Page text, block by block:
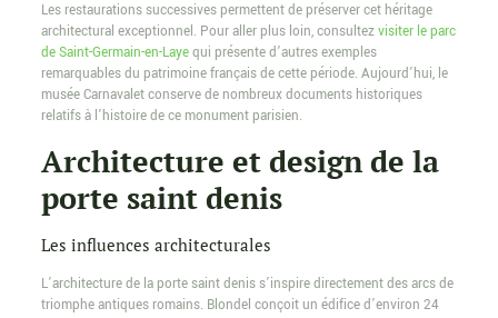
Les restaurations successives permettent de préserver cet héritage
architectural exceptionnel. Pour aller plus loin, consultezvisiter le parc
de Saint-Germain-en-Layequi présente d’autres exemples
remarquables du patrimoine français de cette période. Aujourd’hui, le
musée Carnavalet conserve de nombreux documents historiques
relatifs à l’histoire de ce monument parisien.
Architecture et design de la
porte saint denis
Les influences architecturales
L’architecture de la porte saint denis s’inspire directement des arcs de
triomphe antiques romains. Blondel conçoit un édifice d’environ 24